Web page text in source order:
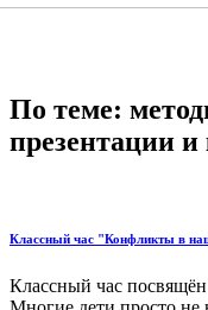
По теме:
презентации
Классный час "Конфликты в
Классный час